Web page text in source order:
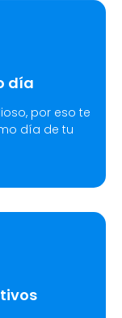
día
por eso te
día de tu